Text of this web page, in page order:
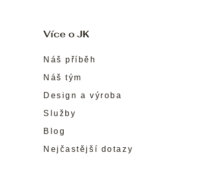
Více o JK
Náš příběh
Náš tým
Design a výroba
Služby
Blog
Nejčastější dotazy